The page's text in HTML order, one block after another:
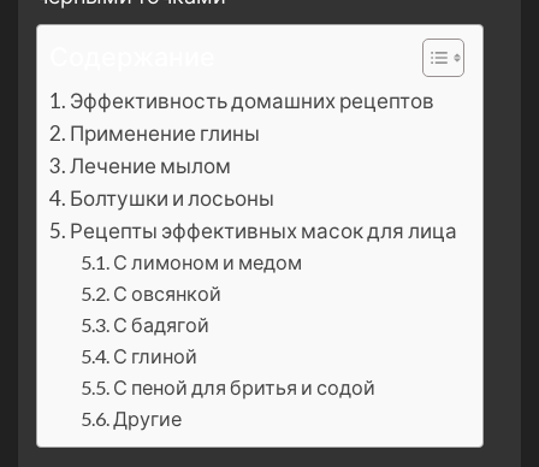
Эффективность домашних рецептов
Применение глины
Лечение мылом
Болтушки и лосьоны
Рецепты эффективных масок для лица
С лимоном и медом
С овсянкой
С бадягой
С глиной
С пеной для бритья и содой
Другие